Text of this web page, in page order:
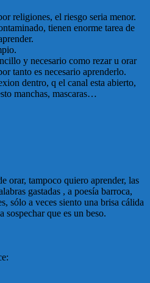
religiones, el riesgo seria menor.
tienen enorme tarea de
y necesario como rezar u orar
tanto es necesario aprenderlo.
dentro, q el canal esta abierto,
manchas, mascaras…
orar, tampoco quiero aprender, las
gastadas , a poesía barroca,
sólo a veces siento una brisa cálida
que es un beso.